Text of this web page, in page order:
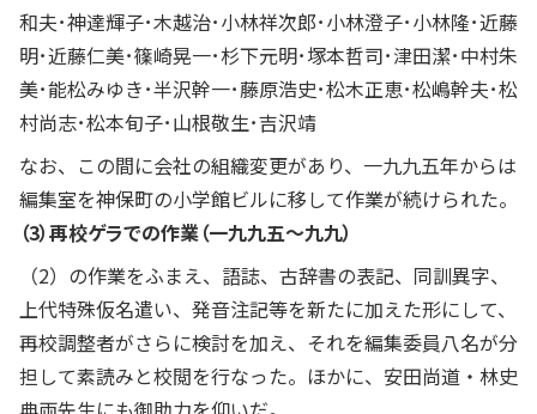
和夫･神達輝子･木越治･小林祥次郎･小林澄子･小林隆･近藤
明･近藤仁美･篠崎晃一･杉下元明･塚本哲司･津田潔･中村朱
美･能松みゆき･半沢幹一･藤原浩史･松木正恵･松嶋幹夫･松
村尚志･松本旬子･山根敬生･吉沢靖
なお、この間に会社の組織変更があり、一九九五年からは
編集室を神保町の小学館ビルに移して作業が続けられた。
（3）再校ゲラでの作業（一九九五～九九）
（2）の作業をふまえ、語誌、古辞書の表記、同訓異字、
上代特殊仮名遣い、発音注記等を新たに加えた形にして、
再校調整者がさらに検討を加え、それを編集委員八名が分
担して素読みと校閲を行なった。ほかに、安田尚道・林史